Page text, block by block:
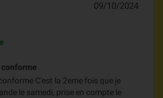
09/10/2024
C'est la 2eme fois que je
le samedi, prise en compte le